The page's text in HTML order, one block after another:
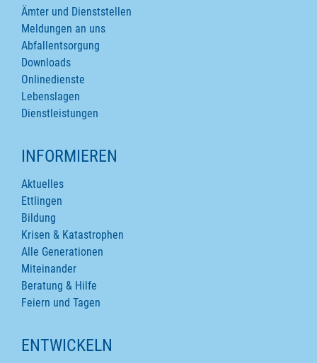
Ämter und Dienststellen
Meldungen an uns
Abfallentsorgung
Downloads
Onlinedienste
Lebenslagen
Dienstleistungen
INFORMIEREN
Aktuelles
Ettlingen
Bildung
Krisen & Katastrophen
Alle Generationen
Miteinander
Beratung & Hilfe
Feiern und Tagen
ENTWICKELN